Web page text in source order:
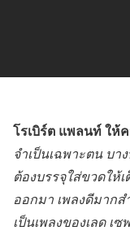
โรเบิร์ต แพลนท์ ให้
จำเป็นเฉพาะตน บา
ต้องบรรจุใส่ขวดให้
ออกมา เพลงดีมาก
เป็นเพลงของเลด เ